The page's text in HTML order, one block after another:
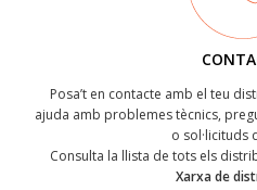
Posa’t en contacte amb el teu
ajuda amb problemes tècnics,
o sol·licituds
Consulta la llista de tots els
Xarxa de